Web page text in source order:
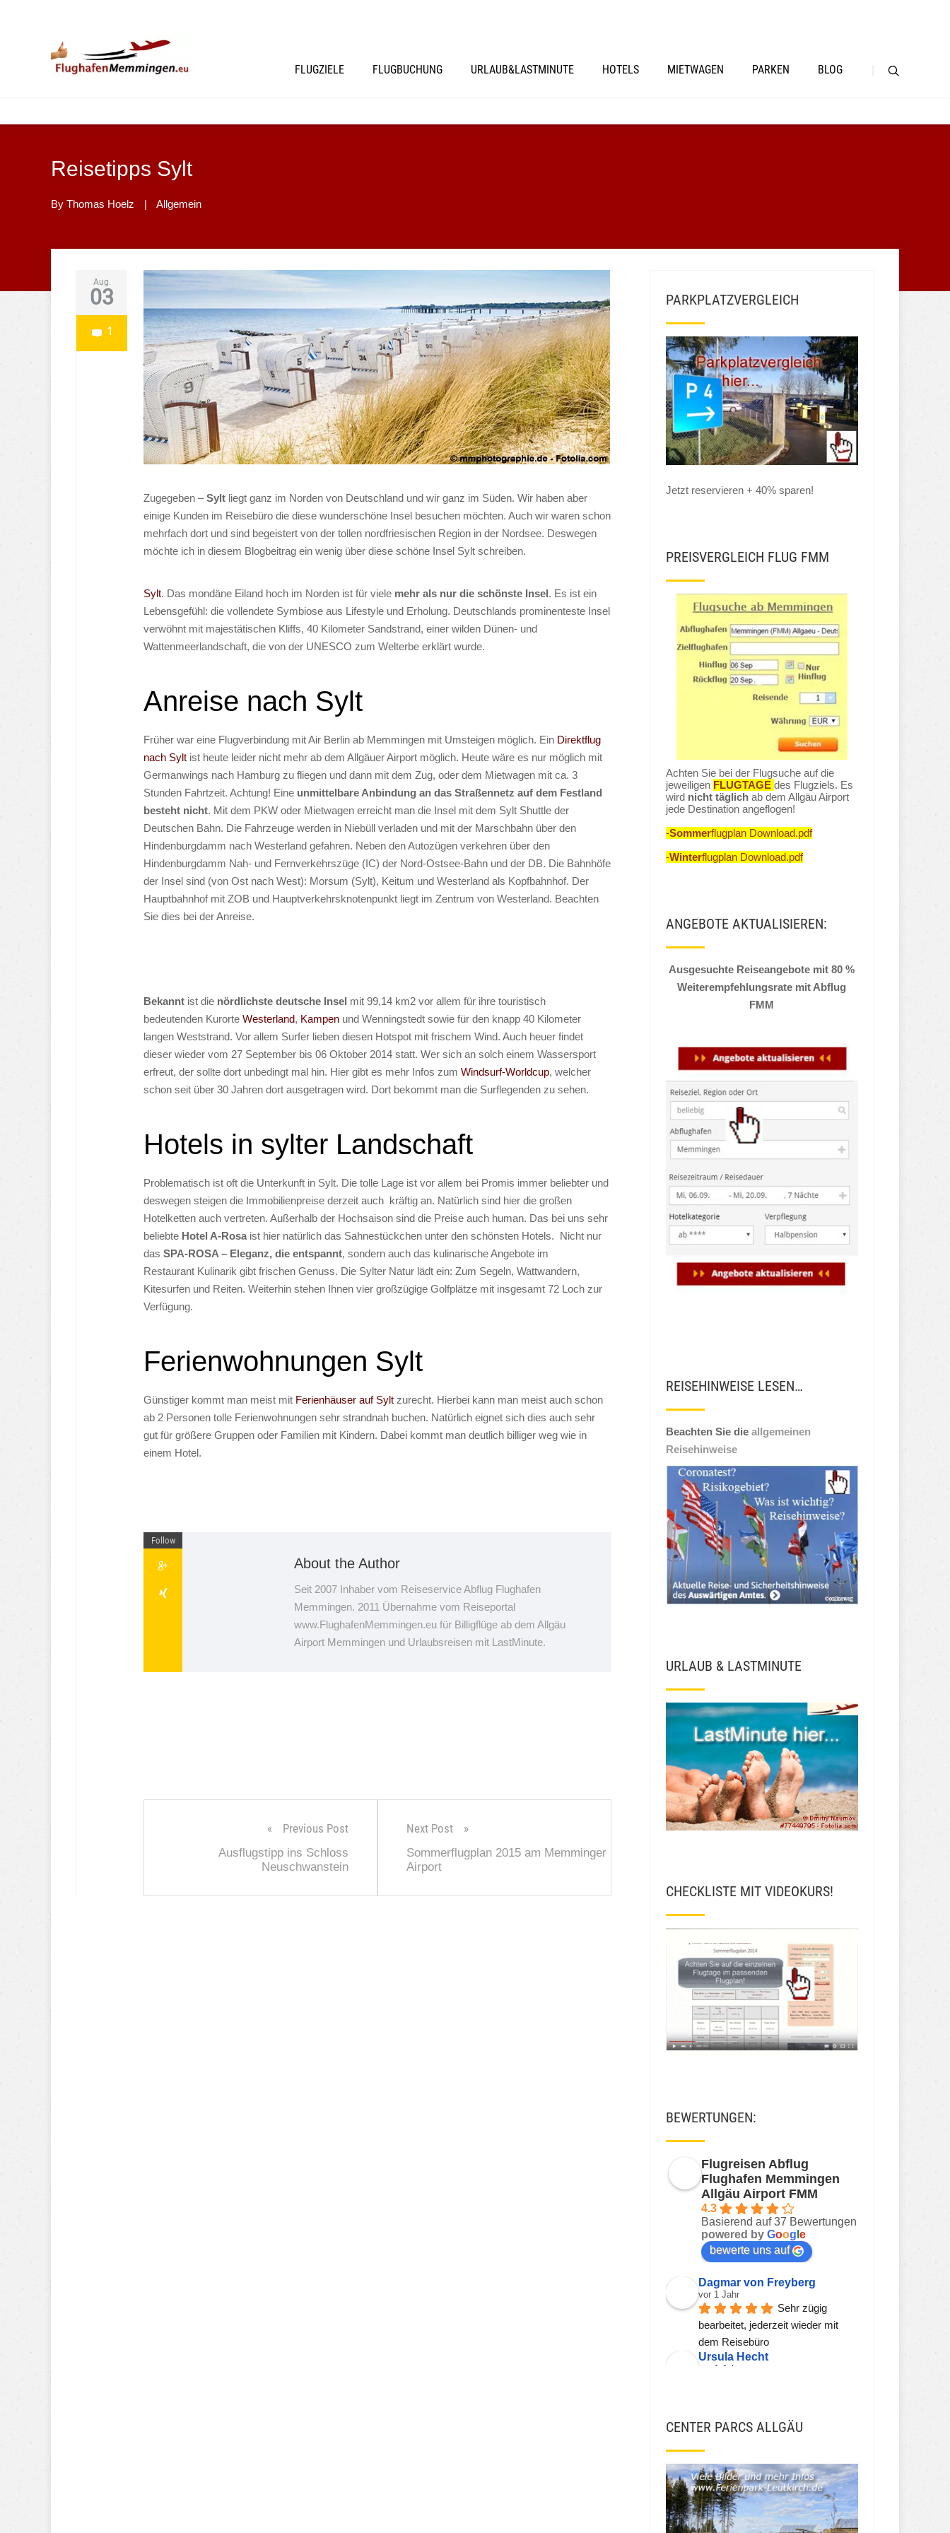
FLUGZIELE FLUGBUCHUNG URLAUB&LASTMINUTE HOTELS MIETWAGEN PARKEN BLOG
Reisetipps Sylt
By Thomas Hoelz | Allgemein
Aug.
03
1
Zugegeben –Sylt liegt ganz im Norden von Deutschland und wir ganz im Süden. Wir haben aber
einige Kunden im Reisebüro die diese wunderschöne Insel besuchen möchten. Auch wir waren schon
mehrfach dort und sind begeistert von der tollen nordfriesischen Region in der Nordsee. Deswegen
möchte ich in diesem Blogbeitrag ein wenig über diese schöne Insel Sylt schreiben.
Sylt. Das mondäne Eiland hoch im Norden ist für viele mehr als nur die schönste Insel. Es ist ein
Lebensgefühl: die vollendete Symbiose aus Lifestyle und Erholung. Deutschlands prominenteste Insel
verwöhnt mit majestätischen Kliffs, 40 Kilometer Sandstrand, einer wilden Dünen- und
Wattenmeerlandschaft, die von der UNESCO zum Welterbe erklärt wurde.
Anreise nach Sylt
Früher war eine Flugverbindung mit Air Berlin ab Memmingen mit Umsteigen möglich. Ein Direktflug
nach Sylt ist heute leider nicht mehr ab dem Allgäuer Airport möglich. Heute wäre es nur möglich mit
Germanwings nach Hamburg zu fliegen und dann mit dem Zug, oder dem Mietwagen mit ca. 3
Stunden Fahrtzeit. Achtung! Eine unmittelbare Anbindung an das Straßennetz auf dem Festland
besteht nicht. Mit dem PKW oder Mietwagen erreicht man die Insel mit dem Sylt Shuttle der
Deutschen Bahn. Die Fahrzeuge werden in Niebüll verladen und mit der Marschbahn über den
Hindenburgdamm nach Westerland gefahren. Neben den Autozügen verkehren über den
Hindenburgdamm Nah- und Fernverkehrszüge (IC) der Nord-Ostsee-Bahn und der DB. Die Bahnhöfe
der Insel sind (von Ost nach West): Morsum (Sylt), Keitum und Westerland als Kopfbahnhof. Der
Hauptbahnhof mit ZOB und Hauptverkehrsknotenpunkt liegt im Zentrum von Westerland. Beachten
Sie dies bei der Anreise.
Bekannt ist die nördlichste deutsche Insel mit 99,14 km2 vor allem für ihre touristisch
bedeutenden Kurorte Westerland, Kampen und Wenningstedt sowie für den knapp 40 Kilometer
langen Weststrand. Vor allem Surfer lieben diesen Hotspot mit frischem Wind. Auch heuer findet
dieser wieder vom 27 September bis 06 Oktober 2014 statt. Wer sich an solch einem Wassersport
erfreut, der sollte dort unbedingt mal hin. Hier gibt es mehr Infos zum Windsurf-Worldcup, welcher
schon seit über 30 Jahren dort ausgetragen wird. Dort bekommt man die Surflegenden zu sehen.
Hotels in sylter Landschaft
Problematisch ist oft die Unterkunft in Sylt. Die tolle Lage ist vor allem bei Promis immer beliebter und
deswegen steigen die Immobilienpreise derzeit auch kräftig an. Natürlich sind hier die großen
Hotelketten auch vertreten. Außerhalb der Hochsaison sind die Preise auch human. Das bei uns sehr
beliebte Hotel A-Rosa ist hier natürlich das Sahnestückchen unter den schönsten Hotels. Nicht nur
das SPA-ROSA – Eleganz, die entspannt, sondern auch das kulinarische Angebote im
Restaurant Kulinarik gibt frischen Genuss. Die Sylter Natur lädt ein: Zum Segeln, Wattwandern,
Kitesurfen und Reiten. Weiterhin stehen Ihnen vier großzügige Golfplätze mit insgesamt 72 Loch zur
Verfügung.
Ferienwohnungen Sylt
Günstiger kommt man meist mit Ferienhäuser auf Sylt zurecht. Hierbei kann man meist auch schon
ab 2 Personen tolle Ferienwohnungen sehr strandnah buchen. Natürlich eignet sich dies auch sehr
gut für größere Gruppen oder Familien mit Kindern. Dabei kommt man deutlich billiger weg wie in
einem Hotel.
Follow
About the Author
Seit 2007 Inhaber vom Reiseservice Abflug Flughafen
Memmingen. 2011 Übernahme vom Reiseportal
www.FlughafenMemmingen.eu für Billigflüge ab dem Allgäu
Airport Memmingen und Urlaubsreisen mit LastMinute.
Previous Post
Ausflugstipp ins Schloss
Neuschwanstein
Next Post
Sommerflugplan 2015 am Memminger
Airport
PARKPLATZVERGLEICH
Jetzt reservieren + 40% sparen!
PREISVERGLEICH FLUG FMM
Achten Sie bei der Flugsuche auf die
jeweiligen FLUGTAGE des Flugziels. Es
wird nicht täglichab dem Allgäu Airport
jede Destination angeflogen!
-Sommerflugplan Download.pdf
-Winterflugplan Download.pdf
ANGEBOTE AKTUALISIEREN:
Ausgesuchte Reiseangebote mit 80 %
Weiterempfehlungsrate mit Abflug
FMM
REISEHINWEISE LESEN…
Beachten Sie die allgemeinen
Reisehinweise
URLAUB & LASTMINUTE
CHECKLISTE MIT VIDEOKURS!
BEWERTUNGEN:
Flugreisen Abflug
Flughafen Memmingen
Allgäu Airport FMM
4.3
Basierend auf 37 Bewertungen
powered by Goog e
bewerte uns auf
Dagmar von Freyberg
vor 1 Jahr
Sehr zügig
bearbeitet, jederzeit wieder mit
dem Reisebüro
Ursula Hecht
vor 1 Jahr
Sehr gerne wieder!!!
Viorel Stanciu
JSH JSH
vor 3 Jahren
Ekna W
CENTER PARCS ALLGÄU